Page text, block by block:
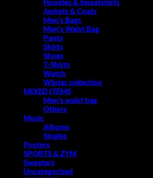
Hoodies & Sweatshirts
Jackets & Coats
Men's Bags
Men's Waist Bag
Pants
Shirts
Shoes
T-Shirts
Watch
Winter collection
MIXED ITEMS
Men's waist bag
Others
Music
Albums
Singles
Posters
SPORTS & ZYM
Sweaters
Uncategorized